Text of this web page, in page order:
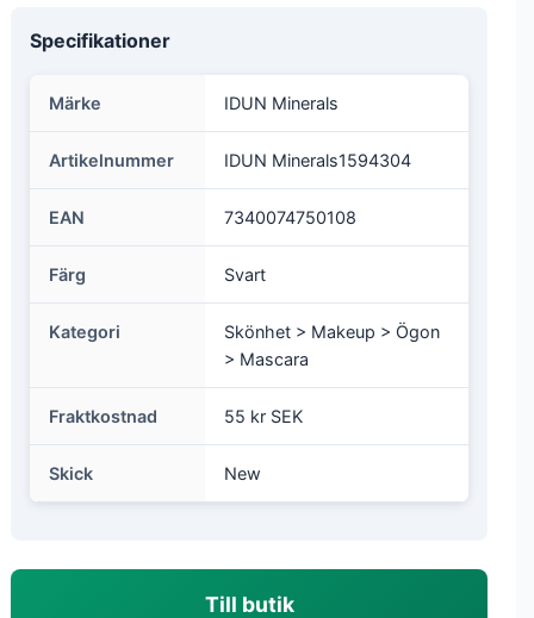
Specifikationer
Märke IDUN Minerals
Artikelnummer IDUN Minerals1594304
EAN 7340074750108
Färg Svart
Kategori
Skönhet > Makeup > Ögon
> Mascara
Fraktkostnad 55 kr SEK
Skick New
Till butik